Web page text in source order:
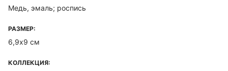
Медь, эмаль; роспись
РАЗМЕР:
6,9х9 см
КОЛЛЕКЦИЯ: